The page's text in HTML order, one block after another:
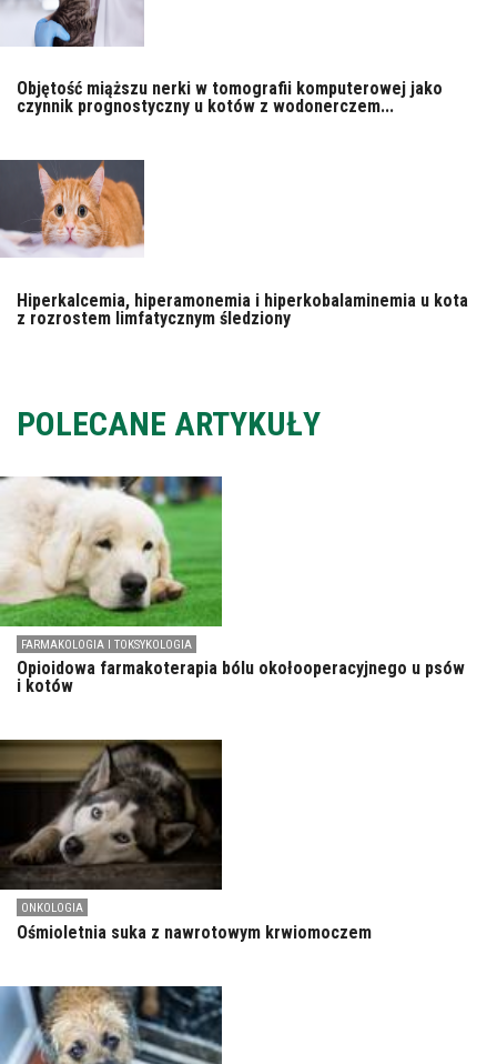
Objętość miąższu nerki w tomografii komputerowej jako
czynnik prognostyczny u kotów z wodonerczem...
Hiperkalcemia, hiperamonemia i hiperkobalaminemia u kota
z rozrostem limfatycznym śledziony
POLECANE ARTYKUŁY
FARMAKOLOGIA I TOKSYKOLOGIA
Opioidowa farmakoterapia bólu okołooperacyjnego u psów
i kotów
ONKOLOGIA
Ośmioletnia suka z nawrotowym krwiomoczem